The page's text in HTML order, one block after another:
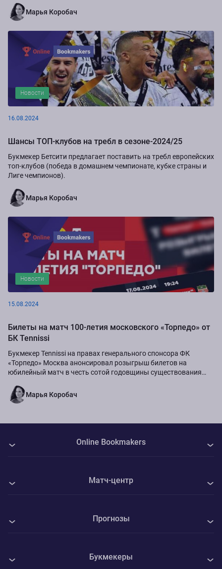
Марья Коробач
Новости
16.08.2024
Шансы ТОП-клубов на требл в сезоне-2024/25
Букмекер Бетсити предлагает поставить на требл европейских
топ-клубов (победа в домашнем чемпионате, кубке страны и
Лиге чемпионов).
Марья Коробач
Новости
15.08.2024
Билеты на матч 100-летия московского «Торпедо» от
БК Tennissi
Букмекер Tennissi на правах генерального спонсора ФК
«Торпедо» Москва анонсировал розыгрыш билетов на
юбилейный матч в честь сотой годовщины существования
Марья Коробач
Букмекеры
Прогнозы
Матч-центр
Уиком - Стивенэйдж
Online Bookmakers
Контакты
Конфиденциальность